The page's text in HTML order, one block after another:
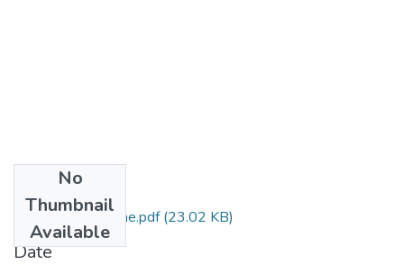
No
Thumbnail
Available
Berrichi Ali Resume.pdf(23.02 KB)
Date